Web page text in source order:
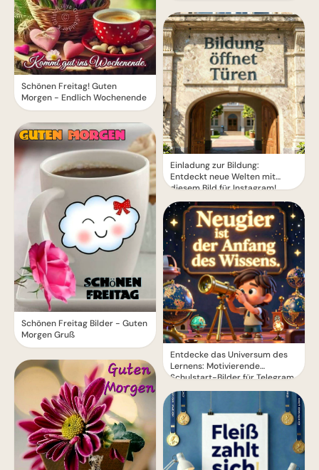
Schönen Freitag! Guten
Morgen - Endlich Wochenende
Schönen Freitag Bilder - Guten
Morgen Gruß
Einladung zur Bildung:
Entdeckt neue Welten mit
diesem Bild für Instagram!
Entdecke das Universum des
Lernens: Motivierende
Schulstart-Bilder für Telegram